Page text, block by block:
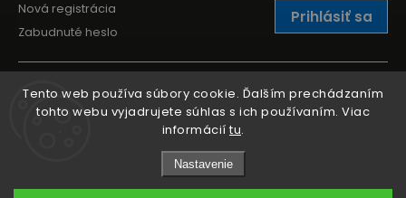
Tento web používa súbory cookie. Ďalším prechádzaním
tohto webu vyjadrujete súhlas s ich používaním. Viac
informácií tu.
Nastavenie
Prihlásiť sa
Nová registrácia
Zabudnuté heslo